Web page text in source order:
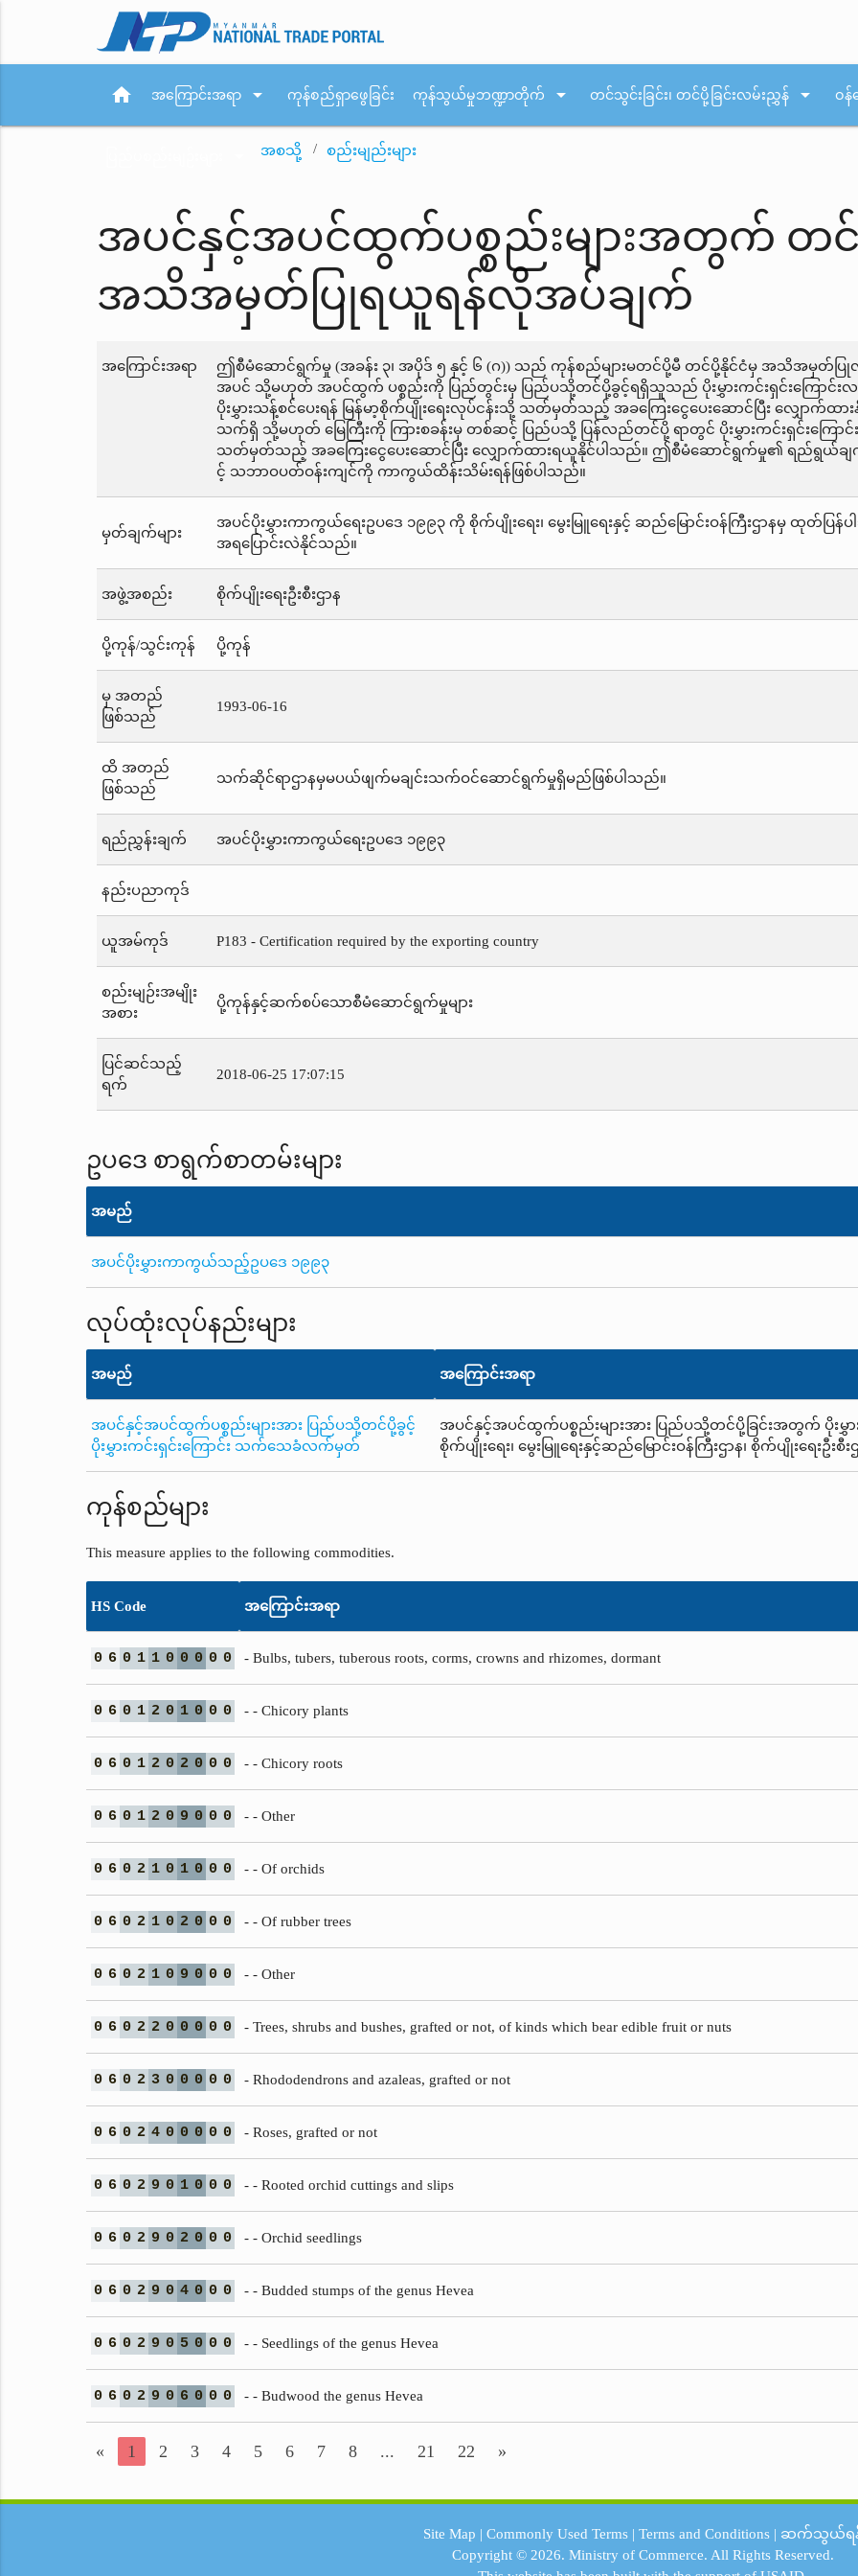
home အကြောင်းအရာ arrow_drop_down ကုန်စည်ရှာဖွေခြင်း ကုန်သွယ်မှုဘဏ္ဍာတိုက် arrow_drop_down တင်သွင်းခြင်း၊ တင်ပို့ခြင်းလမ်းညွှန် arrow_drop_down ဝန်
အစသို့ စည်းမျည်းများ
အပင်နှင့်အပင်ထွက်ပစ္စည်းများအတွက် တ
အသိအမှတ်ပြုရယူရန်လိုအပ်ချက်
အကြောင်းအရာ
ဤစီမံဆောင်ရွက်မှု (အခန်း ၃၊ အပိုဒ် ၅ နှင့် ၆ (ဂ)) သည် ကုန်စည်များမတင်ပို့မီ တင်ပို့နိုင်ငံမှ အသိအမှတ်ပြု
အပင် သို့မဟုတ် အပင်ထွက် ပစ္စည်းကို ပြည်တွင်းမှ ပြည်ပသို့တင်ပို့ခွင့်ရရှိသူသည် ပိုးမွှားကင်းရှင်းကြေ
ပိုးမွှားသန့်စင်ပေးရန် မြန်မာ့စိုက်ပျိုးရေးလုပ်ငန်းသို့ သတ်မှတ်သည့် အခကြေးငွေပေးဆောင်ပြီး လျှောက်ထာ
သက်ရှိ သို့မဟုတ် မြေကြီးကို ကြားစခန်းမှ တစ်ဆင့် ပြည်ပသို့ ပြန်လည်တင်ပို့ ရာတွင် ပိုးမွှားကင်းရှင်းကြေ
သတ်မှတ်သည့် အခကြေးငွေပေးဆောင်ပြီး လျှောက်ထားရယူနိုင်ပါသည်။ ဤစီမံဆောင်ရွက်မှု၏ ရည်ရွယ်ချက်
င့် သဘာဝပတ်ဝန်းကျင်ကို ကာကွယ်ထိန်းသိမ်းရန်ဖြစ်ပါသည်။
မှတ်ချက်များ
အပင်ပိုးမွှားကာကွယ်ရေးဥပဒေ ၁၉၉၃ ကို စိုက်ပျိုးရေး၊ မွေးမြူရေးနှင့် ဆည်မြောင်းဝန်ကြီးဌာနမှ ထု
အရပြောင်းလဲနိုင်သည်။
အဖွဲ့အစည်း စိုက်ပျိုးရေးဦးစီးဌာန
ပို့ကုန်/သွင်းကုန် ပို့ကုန်
မှ အတည်
ဖြစ်သည်
1993-06-16
ထိ အတည်
ဖြစ်သည်
သက်ဆိုင်ရာဌာနမှမပယ်ဖျက်မချင်းသက်ဝင်ဆောင်ရွက်မှုရှိမည်ဖြစ်ပါသည်။
ရည်ညွှန်းချက် အပင်ပိုးမွှားကာကွယ်ရေးဥပဒေ ၁၉၉၃
နည်းပညာကုဒ်
ယူအမ်ကုဒ် P183 - Certification required by the exporting country
စည်းမျဉ်းအမျိုး
အစား
ပို့ကုန်နှင့်ဆက်စပ်သောစီမံဆောင်ရွက်မှုများ
ပြင်ဆင်သည့်
ရက်
2018-06-25 17:07:15
ဥပဒေ စာရွက်စာတမ်းများ
အမည်
အပင်ပိုးမွှားကာကွယ်သည့်ဥပဒေ ၁၉၉၃
လုပ်ထုံးလုပ်နည်းများ
အမည် အကြောင်းအရာ
အပင်နှင့်အပင်ထွက်ပစ္စည်းများအား ပြည်ပသို့တင်ပို့ခွင့်
ပိုးမွှားကင်းရှင်းကြောင်း သက်သေခံလက်မှတ်
အပင်နှင့်အပင်ထွက်ပစ္စည်းများအား ပြည်ပသို့တင်ပို့ခြင်းအတွက် ပိုး
စိုက်ပျိုးရေး၊ မွေးမြူရေးနှင့်ဆည်မြောင်းဝန်ကြီးဌာန၊ စိုက်ပျိုးရေးဦး
ကုန်စည်များ
This measure applies to the following commodities.
HS Code အကြောင်းအရာ
0 6 0 1 1 0 0 0 0 0 - Bulbs, tubers, tuberous roots, corms, crowns and rhizomes, dormant
0 6 0 1 2 0 1 0 0 0 - - Chicory plants
0 6 0 1 2 0 2 0 0 0 - - Chicory roots
0 6 0 1 2 0 9 0 0 0 - - Other
0 6 0 2 1 0 1 0 0 0 - - Of orchids
0 6 0 2 1 0 2 0 0 0 - - Of rubber trees
0 6 0 2 1 0 9 0 0 0 - - Other
0 6 0 2 2 0 0 0 0 0 - Trees, shrubs and bushes, grafted or not, of kinds which bear edible fruit or nuts
0 6 0 2 3 0 0 0 0 0 - Rhododendrons and azaleas, grafted or not
0 6 0 2 4 0 0 0 0 0 - Roses, grafted or not
0 6 0 2 9 0 1 0 0 0 - - Rooted orchid cuttings and slips
0 6 0 2 9 0 2 0 0 0 - - Orchid seedlings
0 6 0 2 9 0 4 0 0 0 - - Budded stumps of the genus Hevea
0 6 0 2 9 0 5 0 0 0 - - Seedlings of the genus Hevea
0 6 0 2 9 0 6 0 0 0 - - Budwood the genus Hevea
« 1 2 3 4 5 6 7 8 ... 21 22 »
Site Map | Commonly Used Terms| Terms and Conditions| ဆက်သွယ်ရ
Copyright © 2026.Ministry of Commerce. All Rights Reserved.